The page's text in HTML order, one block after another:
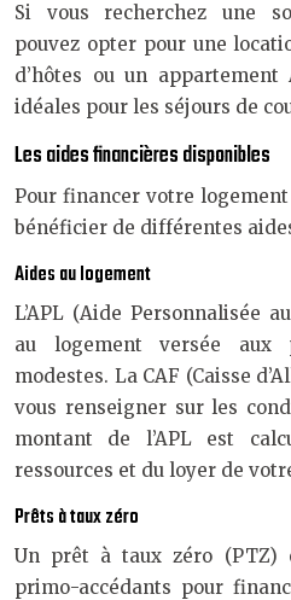
Si vous recherchez une
pouvez opter pour une
d’hôtes ou un
idéales pour les séjours de
Les aides financières disponibles
Pour financer votre logement
bénéficier de différentes
Aides au logement
L’APL (Aide Personnalisée
au logement versée aux
modestes. La CAF (Caisse
vous renseigner sur les
montant de l’APL est
ressources et du loyer de
Prêts à taux zéro
Un prêt à taux zéro (PTZ)
primo-accédants pour